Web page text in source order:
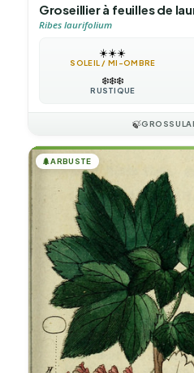
Groseillier à feuilles de
Ribes laurifolium
☀️☀️☀️
SOLEIL / MI-OMBRE
❄️❄️❄️
RUSTIQUE
🍃
🌲ARBUSTE